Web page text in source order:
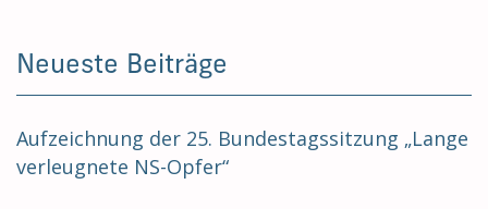
Neueste Beiträge
Aufzeichnung der 25. Bundestagssitzung „Lange
verleugnete NS-Opfer“